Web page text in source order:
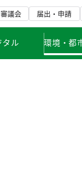
議会 届出・申請
ル 環境・都